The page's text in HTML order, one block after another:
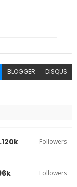
BLOGGER DISQUS
Followers
Followers